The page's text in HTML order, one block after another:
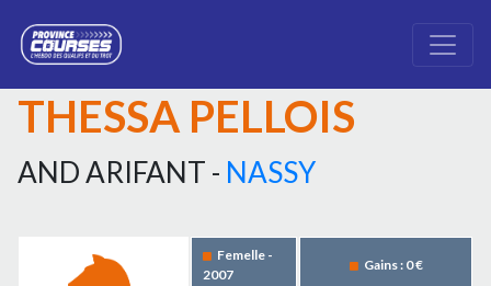
THESSA PELLOIS
AND ARIFANT - NASSY
Femelle -
2007
Gains : 0 €